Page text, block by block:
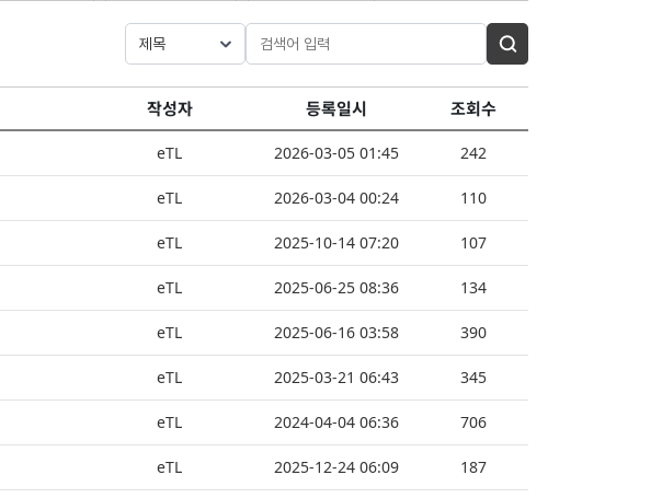
제목
작성자 등록일시 조회수
eTL 2026-03-05 01:45 242
eTL 2026-03-04 00:24 110
eTL 2025-10-14 07:20 107
eTL 2025-06-25 08:36 134
eTL 2025-06-16 03:58 390
eTL 2025-03-21 06:43 345
eTL 2024-04-04 06:36 706
eTL 2025-12-24 06:09 187